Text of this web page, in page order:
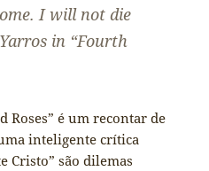
I will not die
in “Fourth
Roses” é um recontar de
inteligente crítica
Cristo” são dilemas